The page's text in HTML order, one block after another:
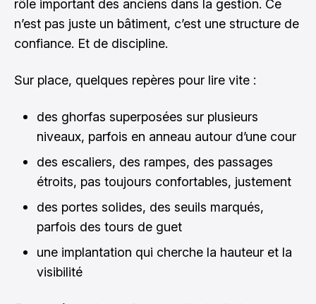
rôle important des anciens dans la gestion. Ce
n’est pas juste un bâtiment, c’est une structure de
confiance. Et de discipline.
Sur place, quelques repères pour lire vite :
des ghorfas superposées sur plusieurs
niveaux, parfois en anneau autour d’une cour
des escaliers, des rampes, des passages
étroits, pas toujours confortables, justement
des portes solides, des seuils marqués,
parfois des tours de guet
une implantation qui cherche la hauteur et la
visibilité